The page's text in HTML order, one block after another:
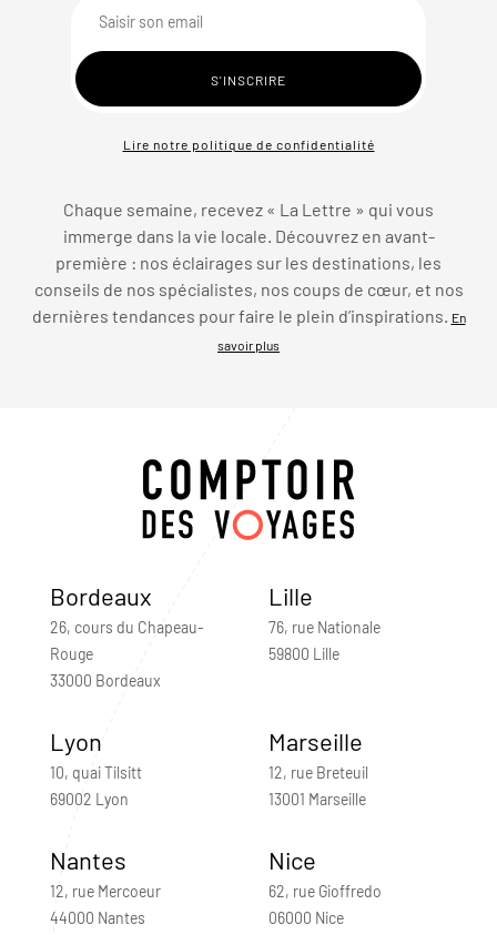
Lire notre politique de confidentialité
Chaque semaine, recevez « La Lettre » qui vous
immerge dans la vie locale. Découvrez en avant-
première : nos éclairages sur les destinations, les
conseils de nos spécialistes, nos coups de cœur, et nos
dernières tendances pour faire le plein d’inspirations.
En
savoir plus
Bordeaux
26, cours du Chapeau-
Rouge
33000 Bordeaux
Lille
76, rue Nationale
59800 Lille
Lyon
10, quai Tilsitt
69002 Lyon
Marseille
12, rue Breteuil
13001 Marseille
Nantes
12, rue Mercoeur
44000 Nantes
Nice
62, rue Gioffredo
06000 Nice